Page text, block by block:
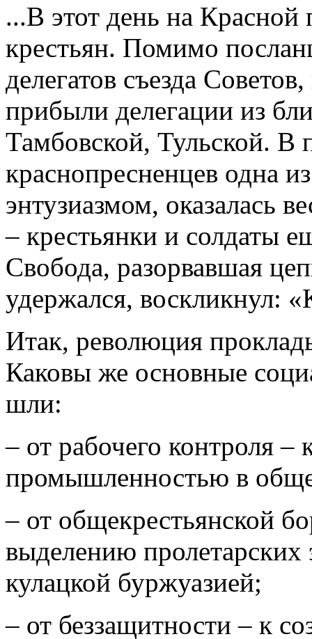
...В этот день на Красной
крестьян. Помимо
делегатов съезда
прибыли делегации из
Тамбовской, Тульской. В
краснопресненцев одна
энтузиазмом, оказалась
– крестьянки и солдаты
Свобода, разорвавшая
удержался, воскликнул:
Итак, революция
Каковы же основные
шли:
– от рабочего контроля
промышленностью в
– от общекрестьянской
выделению пролетарских
кулацкой буржуазией;
– от беззащитности – к